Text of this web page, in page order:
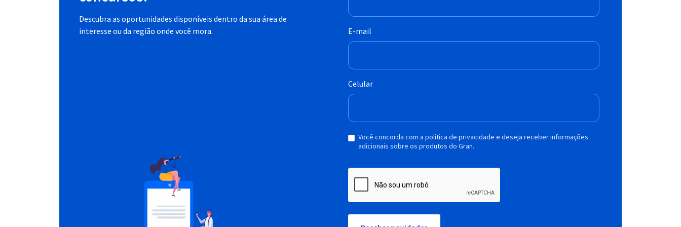
Descubra as oportunidades disponíveis dentro da sua área de
interesse ou da região onde você mora.
E-mail
Celular
Você concorda com a política de privacidade e deseja receber informações
adicionais sobre os produtos do Gran.